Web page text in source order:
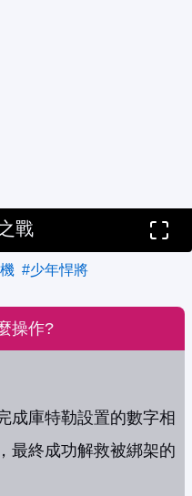
戰
#少年悍將
操作?
成庫特勒設置的數字相
最終成功解救被綁架的